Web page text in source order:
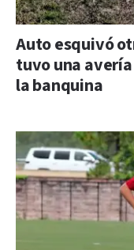
Auto esquivó
tuvo una
la banquina